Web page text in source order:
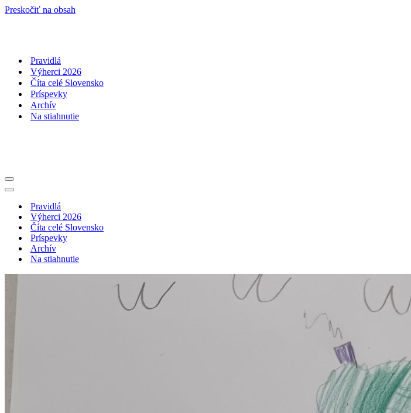
Preskočiť na obsah
Pravidlá
Výherci 2026
Číta celé Slovensko
Príspevky
Archív
Na stiahnutie
Menu
navigácie
Menu
navigáciePravidlá
Výherci 2026
Číta celé Slovensko
Príspevky
Archív
Na stiahnutie